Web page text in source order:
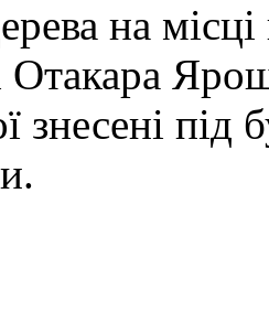
на
Отакара
знесені під